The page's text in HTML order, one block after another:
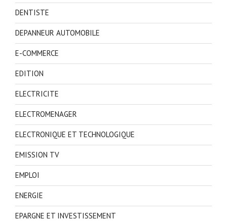
DENTISTE
DEPANNEUR AUTOMOBILE
E-COMMERCE
EDITION
ELECTRICITE
ELECTROMENAGER
ELECTRONIQUE ET TECHNOLOGIQUE
EMISSION TV
EMPLOI
ENERGIE
EPARGNE ET INVESTISSEMENT